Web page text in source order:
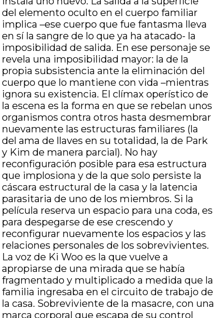
del elemento oculto en el cuerpo familiar
implica –ese cuerpo que fue fantasma lleva
en sí la sangre de lo que ya ha atacado- la
imposibilidad de salida. En ese personaje se
revela una imposibilidad mayor: la de la
propia subsistencia ante la eliminación del
cuerpo que lo mantiene con vida –mientras
ignora su existencia. El clímax operístico de
la escena es la forma en que se rebelan unos
organismos contra otros hasta desmembrar
nuevamente las estructuras familiares (la
del ama de llaves en su totalidad, la de Park
y Kim de manera parcial). No hay
reconfiguración posible para esa estructura
que implosiona y de la que solo persiste la
cáscara estructural de la casa y la latencia
parasitaria de uno de los miembros. Si la
película reserva un espacio para una coda, es
para despegarse de ese crescendo y
reconfigurar nuevamente los espacios y las
relaciones personales de los sobrevivientes.
La voz de Ki Woo es la que vuelve a
apropiarse de una mirada que se había
fragmentado y multiplicado a medida que la
familia ingresaba en el circuito de trabajo de
la casa. Sobreviviente de la masacre, con una
marca corporal que escapa de su control